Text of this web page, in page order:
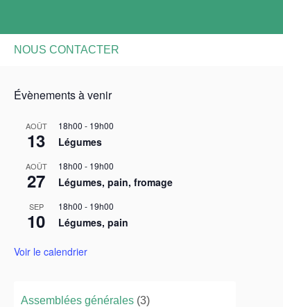
NOUS CONTACTER
Évènements à venir
AOÛT
13
18h00 - 19h00
Légumes
AOÛT
27
18h00 - 19h00
Légumes, pain, fromage
SEP
10
18h00 - 19h00
Légumes, pain
Voir le calendrier
Assemblées générales (3)